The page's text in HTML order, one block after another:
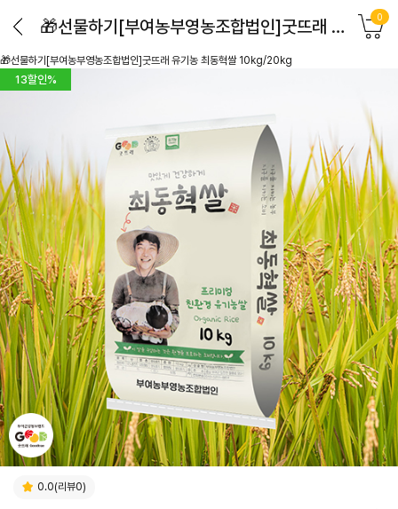
🎁선물하기[부여농부영농조합법인]굿뜨래 유기농 최동혁쌀 10kg/20kg 0
🎁선물하기[부여농부영농조합법인]굿뜨래 유기농 최동혁쌀 10kg/20kg
13할인%
0.0(리뷰0)